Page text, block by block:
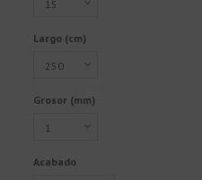
Largo (cm)
Grosor (mm)
Acabado